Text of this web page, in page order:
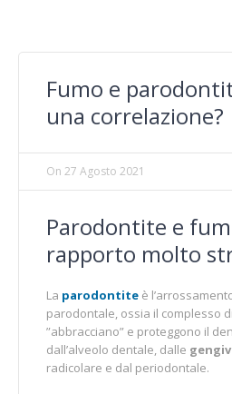
Fumo e
una correlazione?
On 27 Agosto 2021
Parodontite e
rapporto molto
La parodontite è
parodontale, ossia il complesso
”abbracciano” e proteggono il
dall’alveolo dentale, dalle
radicolare e dal periodontale.